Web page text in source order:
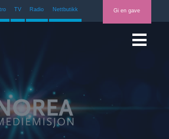
TV Radio Nettbutikk Gi en gave